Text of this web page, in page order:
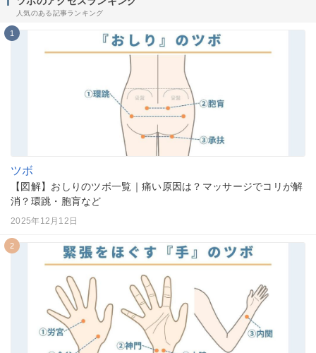
人気のある記事ランキング
1
ツボ
【図解】おしりのツボ一覧｜痛い原因は？マッサージでコリが解
消？環跳・胞肓など
2025年12月12日
2